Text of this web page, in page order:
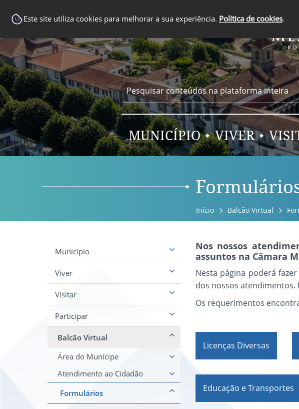
Este site utiliza cookies para melhorar a sua experiência. Política de cookies.
MUNICÍPIO VIVER
Início Balcão Virtual
Município
Viver
Visitar
Participar
Balcão Virtual
Área do Munícipe
Atendimento ao Cidadão
Formulários
Nos nossos
assuntos na Câmara
Nesta página poderá
dos nossos
Os requerimentos
Licenças Diversas
Educação e Transportes